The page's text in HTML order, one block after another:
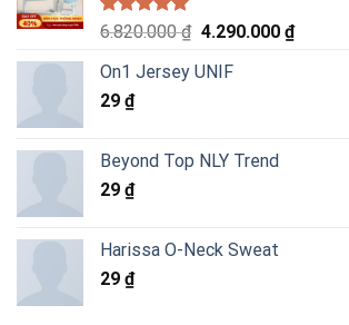
Được xếp
5 sao
6.820.000₫ Giá
là:
4.290.000 ₫Giá
On1 Jersey UNIF
29 ₫
Beyond Top NLY Trend
29 ₫
Harissa O-Neck Sweat
29 ₫